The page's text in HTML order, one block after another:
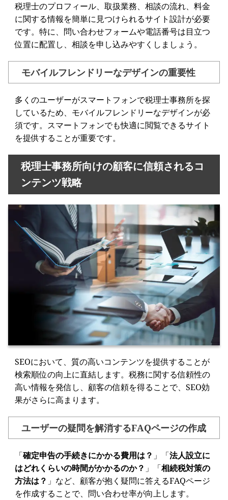
税理士のプロフィール、取扱業務、相談の流れ、料金
に関する情報を簡単に見つけられるサイト設計が必要
です。特に、問い合わせフォームや電話番号は目立つ
位置に配置し、相談を申し込みやすくしましょう。
モバイルフレンドリーなデザインの重要性
多くのユーザーがスマートフォンで税理士事務所を探
しているため、モバイルフレンドリーなデザインが必
須です。スマートフォンでも快適に閲覧できるサイト
を提供することが重要です。
税理士事務所向けの顧客に信頼されるコ
ンテンツ戦略
SEOにおいて、質の高いコンテンツを提供することが
検索順位の向上に直結します。税務に関する信頼性の
高い情報を発信し、顧客の信頼を得ることで、SEO効
果がさらに高まります。
ユーザーの疑問を解消するFAQページの作成
「確定申告の手続きにかかる費用は？ 」「法人設立に
はどれくらいの時間がかかるのか？ 」「相続税対策の
方法は？ 」など、顧客が抱く疑問に答えるFAQページ
を作成することで、問い合わせ率が向上します。